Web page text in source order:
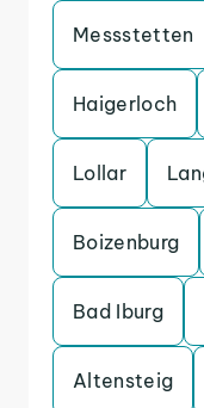
Messstetten
Haigerloch
Lollar
Boizenburg
Bad Iburg
Altensteig